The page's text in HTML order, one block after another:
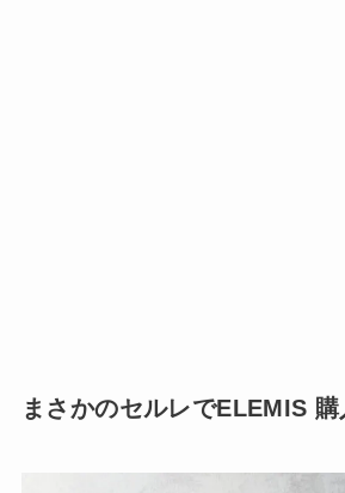
まさかのセルレでELEMIS 購